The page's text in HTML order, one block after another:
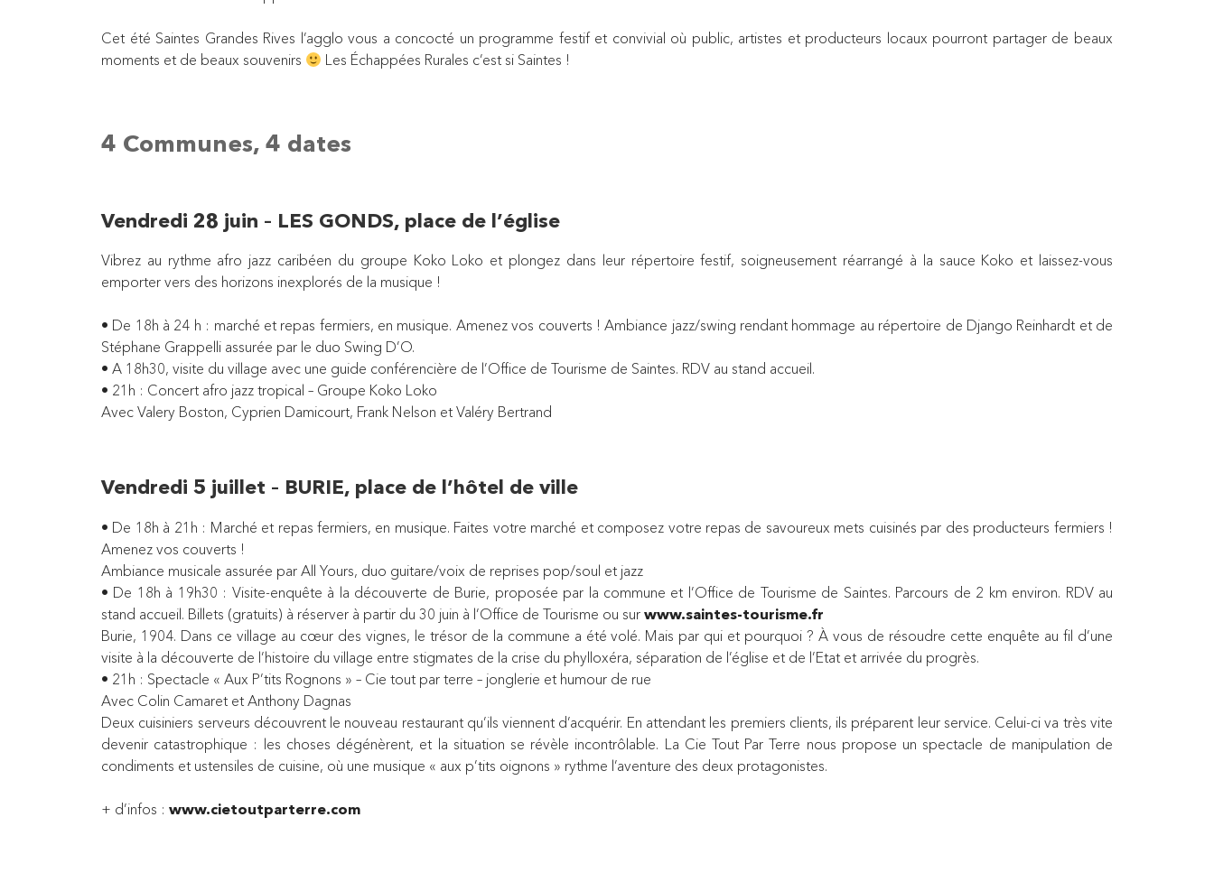
Cet été Saintes Grandes Rives l’agglo vous a concocté un programme festif et convivial où public, artistes et producteurs locaux pourront partager de beaux
moments et de beaux souvenirs
Les Échappées Rurales c’est si Saintes !
4 Communes, 4 dates
Vendredi 28 juin – LES GONDS, place de l’église
Vibrez au rythme afro jazz caribéen du groupe Koko Loko et plongez dans leur répertoire festif, soigneusement réarrangé à la sauce Koko et laissez-vous
emporter vers des horizons inexplorés de la musique !
• De 18h à 24 h : marché et repas fermiers, en musique. Amenez vos couverts ! Ambiance jazz/swing rendant hommage au répertoire de Django Reinhardt et de
Stéphane Grappelli assurée par le duo Swing D’O.
• A 18h30, visite du village avec une guide conférencière de l’Office de Tourisme de Saintes. RDV au stand accueil.
• 21h : Concert afro jazz tropical – Groupe Koko Loko
Avec Valery Boston, Cyprien Damicourt, Frank Nelson et Valéry Bertrand
Vendredi 5 juillet – BURIE, place de l’hôtel de ville
• De 18h à 21h : Marché et repas fermiers, en musique. Faites votre marché et composez votre repas de savoureux mets cuisinés par des producteurs fermiers !
Amenez vos couverts !
Ambiance musicale assurée par All Yours, duo guitare/voix de reprises pop/soul et jazz
• De 18h à 19h30 : Visite-enquête à la découverte de Burie, proposée par la commune et l’Office de Tourisme de Saintes. Parcours de 2 km environ. RDV au
stand accueil. Billets (gratuits) à réserver à partir du 30 juin à l’Office de Tourisme ou sur www.saintes-tourisme.fr
Burie, 1904. Dans ce village au cœur des vignes, le trésor de la commune a été volé. Mais par qui et pourquoi ? À vous de résoudre cette enquête au fil d’une
visite à la découverte de l’histoire du village entre stigmates de la crise du phylloxéra, séparation de l’église et de l’Etat et arrivée du progrès.
• 21h : Spectacle « Aux P’tits Rognons » – Cie tout par terre – jonglerie et humour de rue
Avec Colin Camaret et Anthony Dagnas
Deux cuisiniers serveurs découvrent le nouveau restaurant qu’ils viennent d’acquérir. En attendant les premiers clients, ils préparent leur service. Celui-ci va très vite
devenir catastrophique : les choses dégénèrent, et la situation se révèle incontrôlable. La Cie Tout Par Terre nous propose un spectacle de manipulation de
condiments et ustensiles de cuisine, où une musique « aux p’tits oignons » rythme l’aventure des deux protagonistes.
+ d’infos : www.cietoutparterre.com